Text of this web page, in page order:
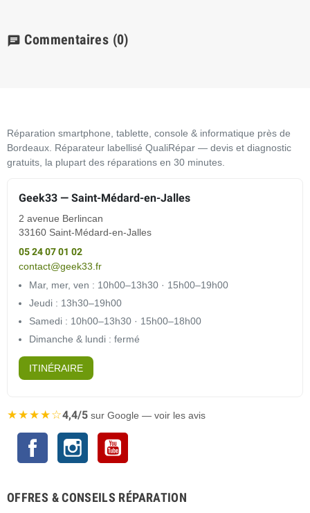
chat Commentaires (0)
Réparation smartphone, tablette, console & informatique près de
Bordeaux. Réparateur labellisé QualiRépar — devis et diagnostic
gratuits, la plupart des réparations en 30 minutes.
Geek33 — Saint-Médard-en-Jalles
2 avenue Berlincan
33160 Saint-Médard-en-Jalles
05 24 07 01 02
contact@geek33.fr
Mar, mer, ven : 10h00–13h30 · 15h00–19h00
Jeudi : 13h30–19h00
Samedi : 10h00–13h30 · 15h00–18h00
Dimanche & lundi : fermé
ITINÉRAIRE
★★★★☆4,4/5 sur Google — voir les avis
Facebook Instagram
OFFRES & CONSEILS RÉPARATION